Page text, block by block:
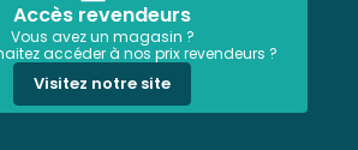
Accès revendeurs
Vous avez un magasin ?
accéder à nos prix revendeurs ?
Visitez notre site